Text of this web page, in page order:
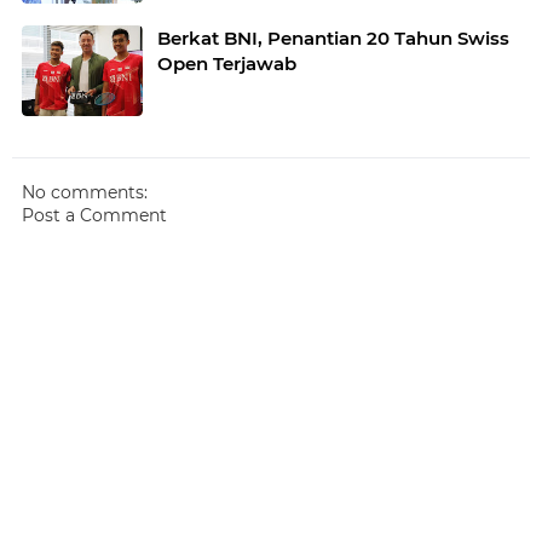
Berkat BNI, Penantian 20 Tahun Swiss
Open Terjawab
No comments:
Post a Comment